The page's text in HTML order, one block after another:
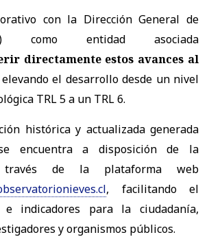
con la Dirección General de
como entidad asociada
directamente estos avances al
el desarrollo desde un nivel
TRL 5 a un TRL 6.
histórica y actualizada generada
encuentra a disposición de la
través de la plataforma web
, facilitando el
indicadores para la ciudadanía,
y organismos públicos.